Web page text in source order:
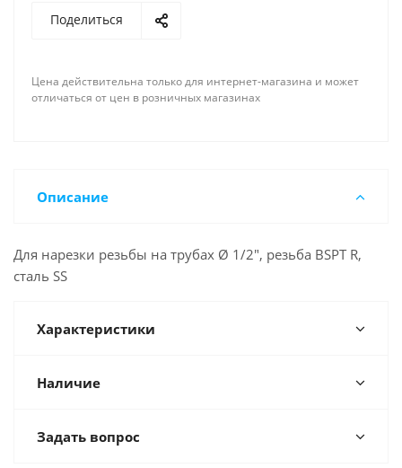
Поделиться
Цена действительна только для интернет-магазина и может
отличаться от цен в розничных магазинах
Описание
Для нарезки резьбы на трубах Ø 1/2", резьба BSPT R,
сталь SS
Характеристики
Наличие
Задать вопрос